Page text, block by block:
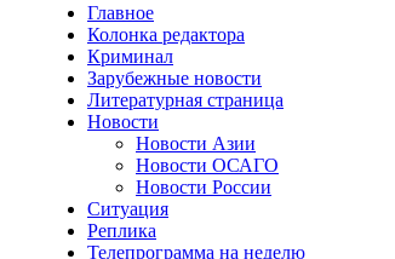
Главное
Колонка редактора
Криминал
Зарубежные новости
Литературная страница
Новости
Новости Азии
Новости ОСАГО
Новости России
Ситуация
Реплика
Телепрограмма на неделю